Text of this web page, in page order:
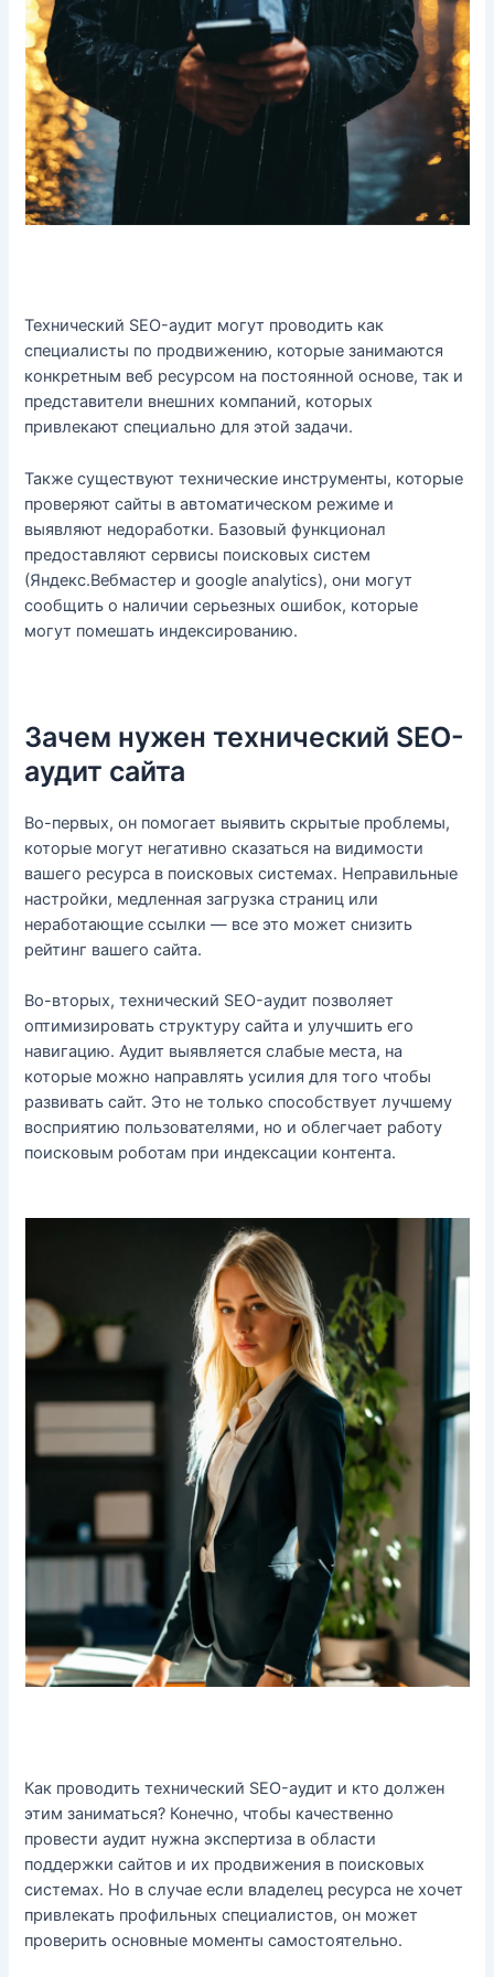
Технический SEO-аудит могут проводить как
специалисты по продвижению, которые занимаются
конкретным веб ресурсом на постоянной основе, так и
представители внешних компаний, которых
привлекают специально для этой задачи.
Также существуют технические инструменты, которые
проверяют сайты в автоматическом режиме и
выявляют недоработки. Базовый функционал
предоставляют сервисы поисковых систем
(Яндекс.Вебмастер и google analytics), они могут
сообщить о наличии серьезных ошибок, которые
могут помешать индексированию.
Зачем нужен технический SEO-
аудит сайта
Во-первых, он помогает выявить скрытые проблемы,
которые могут негативно сказаться на видимости
вашего ресурса в поисковых системах. Неправильные
настройки, медленная загрузка страниц или
неработающие ссылки — все это может снизить
рейтинг вашего сайта.
Во-вторых, технический SEO-аудит позволяет
оптимизировать структуру сайта и улучшить его
навигацию. Аудит выявляется слабые места, на
которые можно направлять усилия для того чтобы
развивать сайт. Это не только способствует лучшему
восприятию пользователями, но и облегчает работу
поисковым роботам при индексации контента.
Как проводить технический SEO-аудит и кто должен
этим заниматься? Конечно, чтобы качественно
провести аудит нужна экспертиза в области
поддержки сайтов и их продвижения в поисковых
системах. Но в случае если владелец ресурса не хочет
привлекать профильных специалистов, он может
проверить основные моменты самостоятельно.